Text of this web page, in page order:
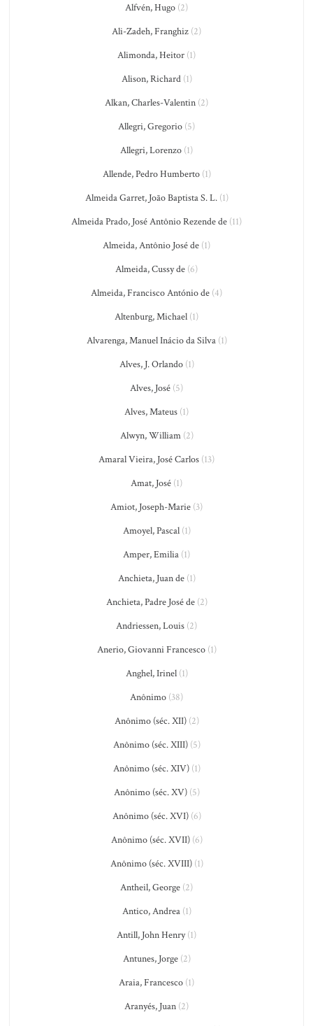
Alfvén, Hugo (2)
Ali-Zadeh, Franghiz (2)
Alimonda, Heitor (1)
Alison, Richard(1)
Alkan, Charles-Valentin (2)
Allegri, Gregorio (5)
Allegri, Lorenzo (1)
Allende, Pedro Humberto(1)
Almeida Garret, João Baptista S. L.(1)
Almeida Prado, José Antônio Rezende de (11)
Almeida, Antônio José de (1)
Almeida, Cussy de (6)
Almeida, Francisco António de (4)
Altenburg, Michael (1)
Alvarenga, Manuel Inácio da Silva(1)
Alves, J. Orlando(1)
Alves, José (5)
Alves, Mateus (1)
Alwyn, William(2)
Amaral Vieira, José Carlos (13)
Amat, José (1)
Amiot, Joseph-Marie (3)
Amoyel, Pascal(1)
Amper, Emilia (1)
Anchieta, Juan de(1)
Anchieta, Padre José de(2)
Andriessen, Louis (2)
Anerio, Giovanni Francesco(1)
Anghel, Irinel(1)
Anônimo (38)
Anônimo (séc. XII)(2)
Anônimo (séc. XIII)(5)
Anônimo (séc. XIV)(1)
Anônimo (séc. XV)(5)
Anônimo (séc. XVI)(6)
Anônimo (séc. XVII)(6)
Anônimo (séc. XVIII)(1)
Antheil, George (2)
Antico, Andrea(1)
Antill, John Henry(1)
Antunes, Jorge(2)
Araia, Francesco (1)
Aranyés, Juan (2)